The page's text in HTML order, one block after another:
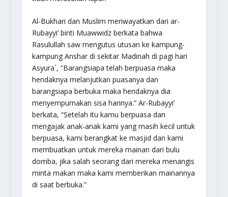
Al-Bukhari dan Muslim meriwayatkan dari ar-
Rubayyi’ binti Muawwidz berkata bahwa
Rasulullah saw mengutus utusan ke kampung-
kampung Anshar di sekitar Madinah di pagi hari
Asyura`, “Barangsiapa telah berpuasa maka
hendaknya melanjutkan puasanya dan
barangsiapa berbuka maka hendaknya dia
menyempurnakan sisa harinya.” Ar-Rubayyi’
berkata, “Setelah itu kamu berpuasa dan
mengajak anak-anak kami yang masih kecil untuk
berpuasa, kami berangkat ke masjid dan kami
membuatkan untuk mereka mainan dari bulu
domba, jika salah seorang dari mereka menangis
minta makan maka kami memberikan mainannya
di saat berbuka.”